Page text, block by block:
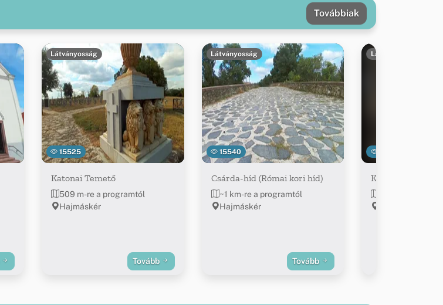
Továbbiak
15525
Látványosság
Katonai Temető
509 m-re a programtól
Hajmáskér
Tovább
15540
Látványosság
Csárda-híd (Római kori híd)
~1 km-re a programtól
Hajmáskér
Tovább
Látványosság
Kálvária